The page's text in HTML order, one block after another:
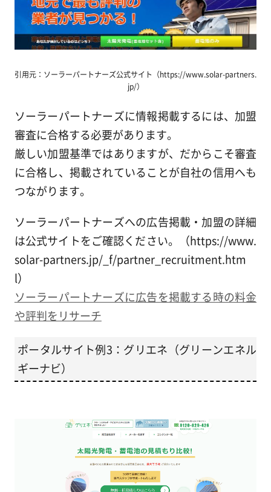
引用元：ソーラーパートナーズ公式サイト（https://www.solar-partners.
jp/）
ソーラーパートナーズに情報掲載するには、加盟
審査に合格する必要があります。
厳しい加盟基準ではありますが、だからこそ審査
に合格し、掲載されていることが自社の信用へも
つながります。
ソーラーパートナーズへの広告掲載・加盟の詳細
は公式サイトをご確認ください。（https://www.
solar-partners.jp/_f/partner_recruitment.htm
l）
ソーラーパートナーズに広告を掲載する時の料金
や評判をリサーチ
ポータルサイト例3：グリエネ（グリーンエネル
ギーナビ）